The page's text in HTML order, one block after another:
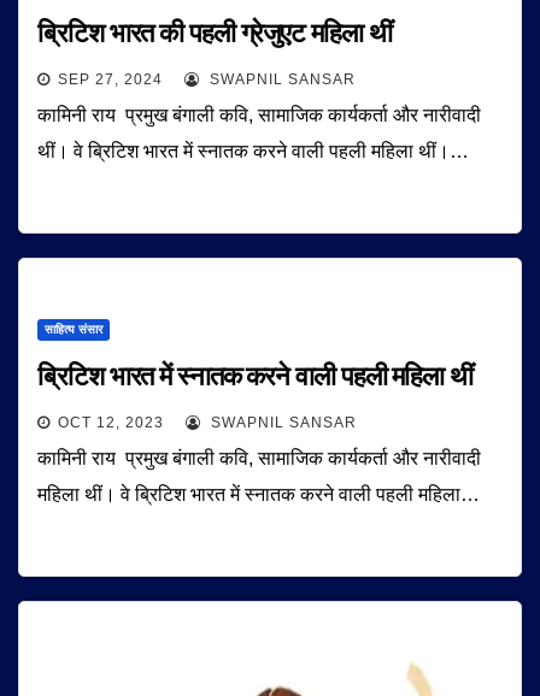
ब्रिटिश भारत की पहली ग्रेजुएट महिला थीं
SEP 27, 2024 SWAPNIL SANSAR
कामिनी राय प्रमुख बंगाली कवि, सामाजिक कार्यकर्ता और नारीवादी
थीं। वे ब्रिटिश भारत में स्नातक करने वाली पहली महिला थीं।…
साहित्य संसार
ब्रिटिश भारत में स्नातक करने वाली पहली महिला थीं
OCT 12, 2023 SWAPNIL SANSAR
कामिनी राय प्रमुख बंगाली कवि, सामाजिक कार्यकर्ता और नारीवादी
महिला थीं। वे ब्रिटिश भारत में स्नातक करने वाली पहली महिला…